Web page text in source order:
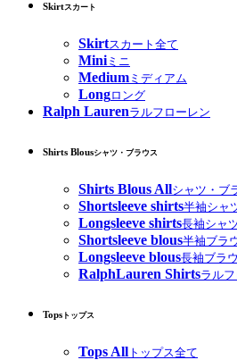
Skirtスカート
Skirtスカート全て
Miniミニ
Medium ミディアム
Longロング
Ralph Laurenラルフローレン
Shirts Blousシャツ・ブラウス
Shirts Blous Allシャツ・ブ
Shortsleeve shirts半袖シャ
Longsleeve shirts長袖シャ
Shortsleeve blous半袖ブラ
Longsleeve blous長袖ブラ
RalphLauren Shirtsラル
Tops トップス
Tops All トップス全て